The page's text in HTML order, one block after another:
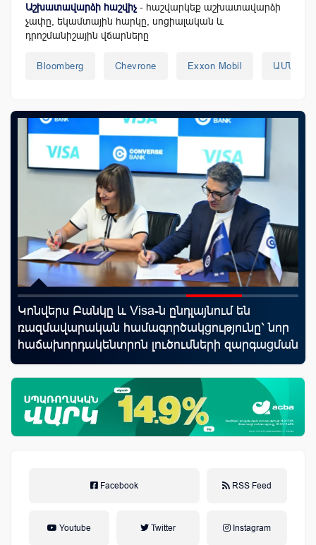
Աշխատավարձի հաշվիչ - հաշվարկեք աշխատավարձի
չափը, եկամտային հարկը, սոցիալական և
դրոշմանիշային վճարները
Bloomberg Chevrone Exxon Mobil ԱՄՆ
Կոնվերս Բանկը և Visa-ն ընդլայնում են
ռազմավարական համագործակցությունը՝ նոր
հաճախորդակենտրոն լուծումների զարգացման
նպատակով
Facebook RSS Feed
Youtube Twitter Instagram